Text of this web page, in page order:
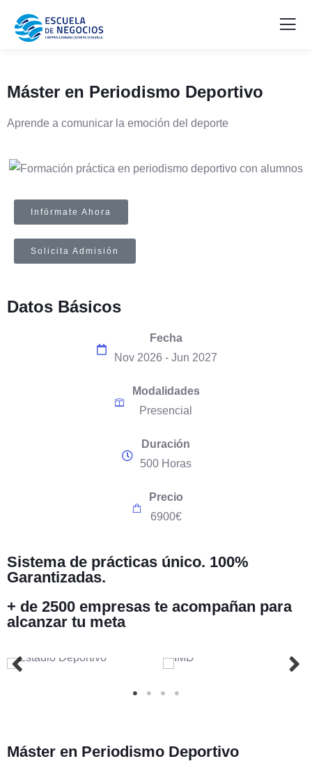
Máster en Periodismo Deportivo
Aprende a comunicar la emoción del deporte
Infórmate Ahora
Solicita Admisión
Datos Básicos
Fecha
Nov 2026 - Jun 2027
Modalidades
Presencial
Duración
500 Horas
Precio
6900€
Sistema de prácticas único. 100%
Garantizadas.
+ de 2500 empresas te acompañan para
alcanzar tu meta
Máster en Periodismo Deportivo